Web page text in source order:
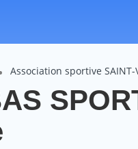
Association sportive SAINT-